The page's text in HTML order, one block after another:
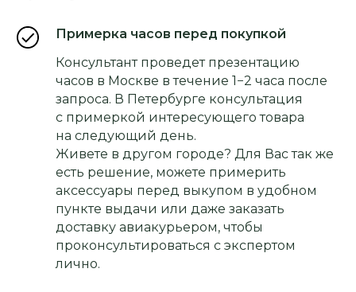
Примерка часов перед покупкой
Консультант проведет презентацию
часов в Москве в течение 1−2 часа после
запроса. В Петербурге консультация
с примеркой интересующего товара
на следующий день.
Живете в другом городе? Для Вас так же
есть решение, можете примерить
аксессуары перед выкупом в удобном
пункте выдачи или даже заказать
доставку авиакурьером, чтобы
проконсультироваться с экспертом
лично.